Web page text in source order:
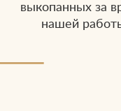
выкопанных за
нашей